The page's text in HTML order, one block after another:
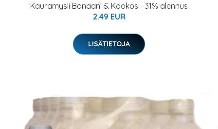
Kauramysli Banaani & Kookos - 31% alennus
2.49 EUR
LISÄTIETOJA